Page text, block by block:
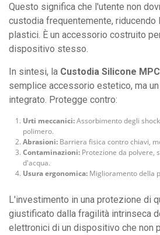
Questo significa che l'utente non
custodia frequentemente, riducendo
plastici. È un accessorio costruito
dispositivo stesso.
In sintesi, la Custodia Silicone
semplice accessorio estetico, ma
integrato. Protegge contro:
Urti meccanici:Assorbimento degli
polimero.
Abrasioni: Barriera fisica contro chiavi,
Contaminazioni: Protezione da polvere,
d'acqua.
Usura ergonomica: Miglioramento della
L'investimento in una protezione di
giustificato dalla fragilità intrinseca
elettronici di un dispositivo che non